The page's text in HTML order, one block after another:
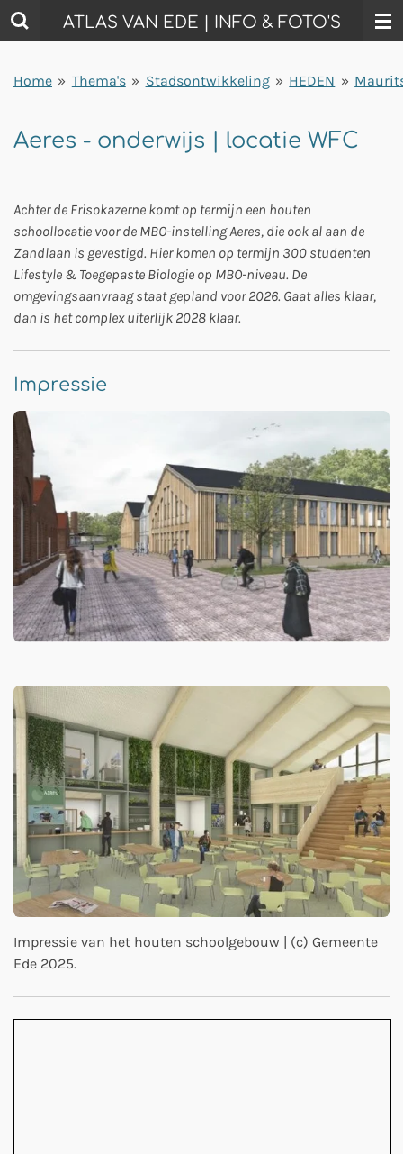
Ga
direct
de
ATLAS VAN EDE | INFO & FOTO'S
Home » Thema's » Stadsontwikkeling » HEDEN »
Aeres - onderwijs | locatie WFC
Achter de Frisokazerne komt op termijn een houten
schoollocatie voor de MBO-instelling Aeres, die ook al aan de
Zandlaan is gevestigd. Hier komen op termijn 300 studenten
Lifestyle & Toegepaste Biologie op MBO-niveau. De
omgevingsaanvraag staat gepland voor 2026. Gaat alles klaar,
dan is het complex uiterlijk 2028 klaar.
Impressie
Impressie van het houten schoolgebouw | (c) Gemeente
Ede 2025.